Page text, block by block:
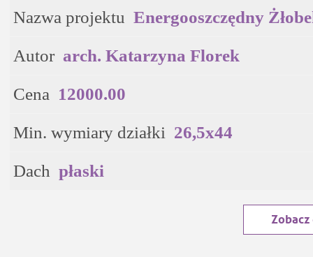
Nazwa projektu Energooszczędny
Autor arch. Katarzyna Florek
Cena 12000.00
Min. wymiary działki 26,5x44
Dach płaski
Zobacz